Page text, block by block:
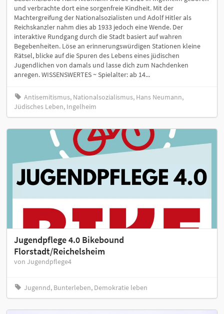
und verbrachte dort eine sorgenfreie Kindheit. Mit der
Machtergreifung der Nationalsozialisten und Adolf Hitler als
Reichskanzler nahm dies ab 1933 jedoch eine Wende. Der
interaktive Rundgang durch die Stadt basiert auf wahren
Begebenheiten. Löse an erinnerungswürdigen Stationen kleine
Rätsel, blicke auf die Spuren des Lebens eines jüdischen
Jugendlichen von damals und lasse dich zum Nachdenken
anregen. WISSENSWERTES ~ Spielalter: ab 14...
Antisemitismus, Nationalsozialismus, Hans Neumann,
Jüdisches Leben, Ingelheim
Jugendpflege 4.0 Bikebound
Florstadt/Reichelsheim
von Jugendpflege4
Jugennd, Bunterleben, Demokratie leben